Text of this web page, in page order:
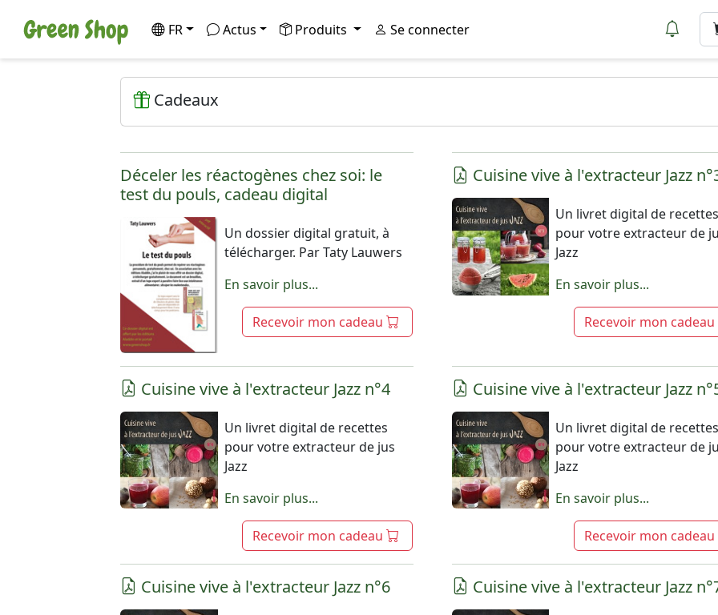
FR Actus Produits Se connecter
Cadeaux
Déceler les réactogènes chez soi: le
test du pouls, cadeau digital
Un dossier digital gratuit, à
télécharger. Par Taty Lauwers
En savoir plus...
Recevoir mon cadeau
Cuisine vive à l'extracteur Jazz
Un livret digital de recettes
pour votre extracteur de
Jazz
En savoir plus...
Recevoir mon cadeau
Cuisine vive à l'extracteur Jazz n°4
Un livret digital de recettes
pour votre extracteur de jus
Jazz
En savoir plus...
Recevoir mon cadeau
Cuisine vive à l'extracteur Jazz
Un livret digital de recettes
pour votre extracteur de
Jazz
En savoir plus...
Recevoir mon cadeau
Cuisine vive à l'extracteur Jazz n°6 Cuisine vive à l'extracteur Jazz